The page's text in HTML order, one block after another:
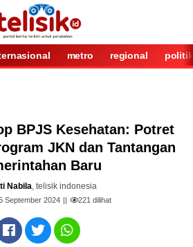
metro regional politik
BPJS Kesehatan: Potret
JKN dan Tantangan
Baru
Nabila, telisik indonesia
September 2024 221 dilihat